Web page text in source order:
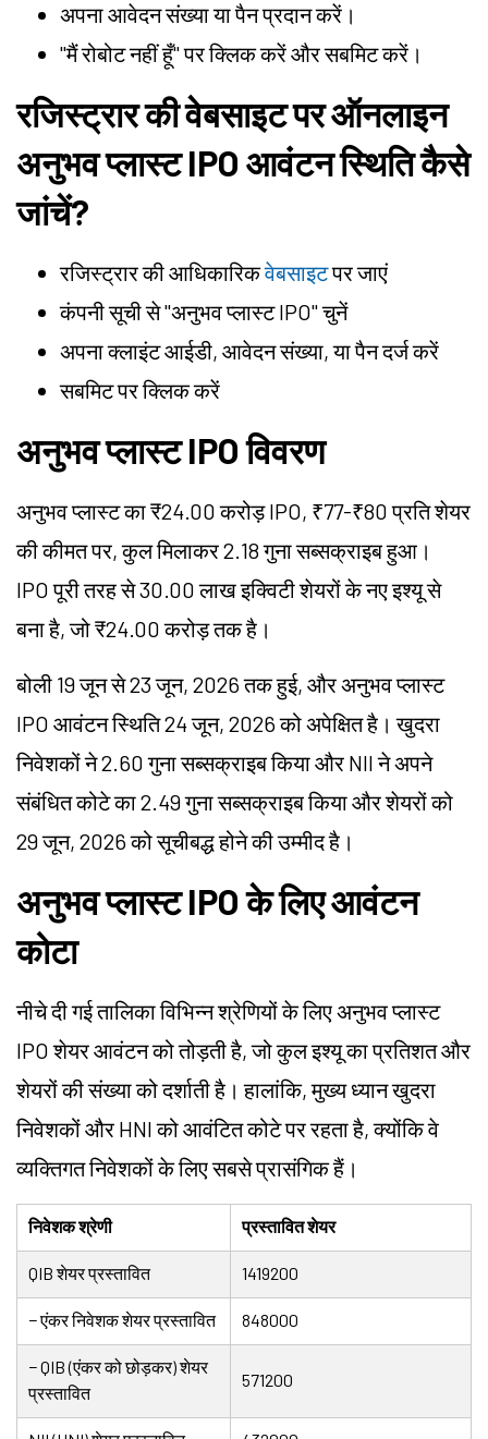
अपना आवेदन संख्या या पैन प्रदान करें।
"मैं रोबोट नहीं हूँ" पर क्लिक करें और सबमिट करें।
रजिस्ट्रार की वेबसाइट पर ऑनलाइन
अनुभव प्लास्ट IPO आवंटन स्थिति कैसे
जांचें?
रजिस्ट्रार की आधिकारिकवेबसाइटपर जाएं
कंपनी सूची से "अनुभव प्लास्ट IPO" चुनें
अपना क्लाइंट आईडी, आवेदन संख्या, या पैन दर्ज करें
सबमिट पर क्लिक करें
अनुभव प्लास्ट IPO विवरण
अनुभव प्लास्ट का ₹24.00 करोड़ IPO, ₹77-₹80 प्रति शेयर
की कीमत पर, कुल मिलाकर 2.18 गुना सब्सक्राइब हुआ।
IPO पूरी तरह से 30.00 लाख इक्विटी शेयरों के नए इश्यू से
बना है, जो ₹24.00 करोड़ तक है।
बोली 19 जून से 23 जून, 2026 तक हुई, और अनुभव प्लास्ट
IPO आवंटन स्थिति 24 जून, 2026 को अपेक्षित है। खुदरा
निवेशकों ने 2.60 गुना सब्सक्राइब किया और NII ने अपने
संबंधित कोटे का 2.49 गुना सब्सक्राइब किया और शेयरों को
29 जून, 2026 को सूचीबद्ध होने की उम्मीद है।
अनुभव प्लास्ट IPO के लिए आवंटन
कोटा
नीचे दी गई तालिका विभिन्न श्रेणियों के लिए अनुभव प्लास्ट
IPO शेयर आवंटन को तोड़ती है, जो कुल इश्यू का प्रतिशत और
शेयरों की संख्या को दर्शाती है। हालांकि, मुख्य ध्यान खुदरा
निवेशकों और HNI को आवंटित कोटे पर रहता है, क्योंकि वे
व्यक्तिगत निवेशकों के लिए सबसे प्रासंगिक हैं।
निवेशक श्रेणी प्रस्तावित शेयर
QIB शेयर प्रस्तावित 1419200
− एंकर निवेशक शेयर प्रस्तावित 848000
− QIB (एंकर को छोड़कर) शेयर
प्रस्तावित
571200